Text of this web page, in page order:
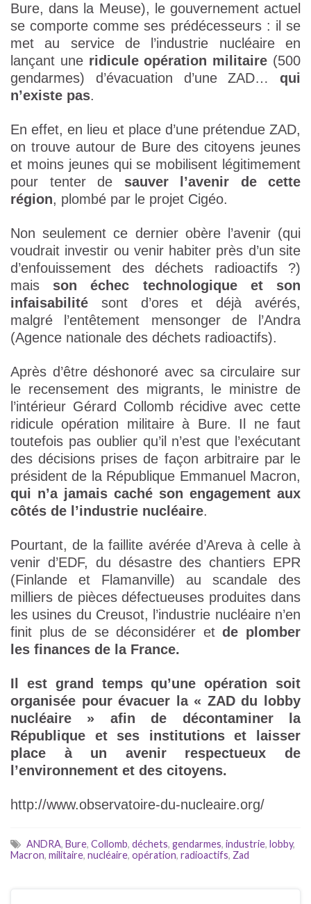
Bure, dans la Meuse), le gouvernement actuel
se comporte comme ses prédécesseurs : il se
met au service de l’industrie nucléaire en
lançant une ridicule opération militaire (500
gendarmes) d’évacuation d’une ZAD… qui
n’existe pas.
En effet, en lieu et place d’une prétendue ZAD,
on trouve autour de Bure des citoyens jeunes
et moins jeunes qui se mobilisent légitimement
pour tenter de sauver l’avenir de cette
région, plombé par le projet Cigéo.
Non seulement ce dernier obère l’avenir (qui
voudrait investir ou venir habiter près d’un site
d’enfouissement des déchets radioactifs ?)
mais son échec technologique et son
infaisabilité sont d’ores et déjà avérés,
malgré l’entêtement mensonger de l’Andra
(Agence nationale des déchets radioactifs).
Après d’être déshonoré avec sa circulaire sur
le recensement des migrants, le ministre de
l’intérieur Gérard Collomb récidive avec cette
ridicule opération militaire à Bure. Il ne faut
toutefois pas oublier qu’il n’est que l’exécutant
des décisions prises de façon arbitraire par le
président de la République Emmanuel Macron,
qui n’a jamais caché son engagement aux
côtés de l’industrie nucléaire.
Pourtant, de la faillite avérée d’Areva à celle à
venir d’EDF, du désastre des chantiers EPR
(Finlande et Flamanville) au scandale des
milliers de pièces défectueuses produites dans
les usines du Creusot, l’industrie nucléaire n’en
finit plus de se déconsidérer etde plomber
les finances de la France.
Il est grand temps qu’une opération soit
organisée pour évacuer la « ZAD du lobby
nucléaire » afin de décontaminer la
République et ses institutions et laisser
place à un avenir respectueux de
l’environnement et des citoyens.
http://www.observatoire-du-nucleaire.org/
ANDRA, Bure, Collomb, déchets, gendarmes, industrie, lobby,
Macron, militaire, nucléaire, opération, radioactifs, Zad